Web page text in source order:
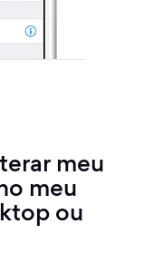
meu
meu
ou